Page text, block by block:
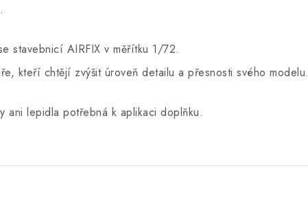
stavebnicí AIRFIX v měřítku 1/72.
kteří chtějí zvýšit úroveň detailu a přesnosti svého modelu.
ani lepidla potřebná k aplikaci doplňku.